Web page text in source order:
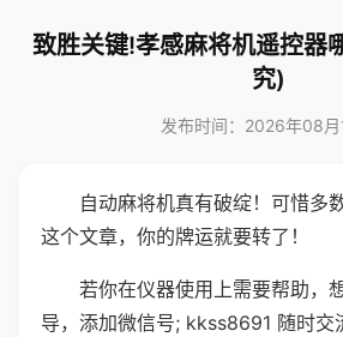
致胜关键!孝感麻将机遥控器
究)
发布时间：2026年08月
自动麻将机真有破绽！可惜多
这个文章，你的牌运就要转了！
若你在仪器使用上需要帮助，
导，添加微信号; kkss8691 随时交